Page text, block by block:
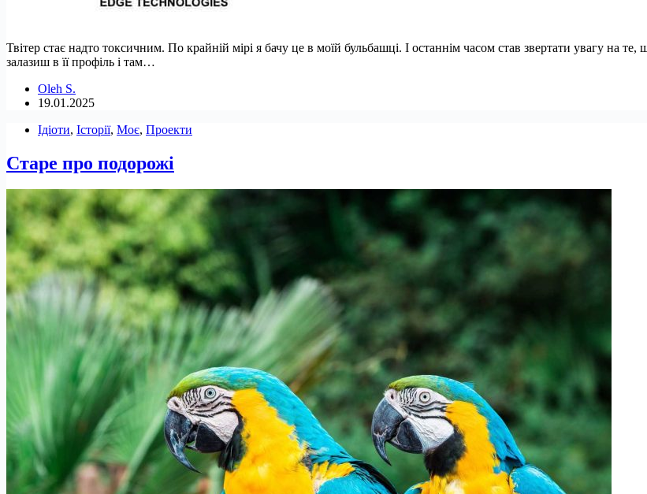
Твітер стає надто токсичним. По крайній мірі я бачу це в моїй бульбашці. І останнім часом став звертати увагу на
залазиш в її профіль і там…
Oleh S.
19.01.2025
Ідіоти, Історії, Моє, Проекти
Старе про подорожі